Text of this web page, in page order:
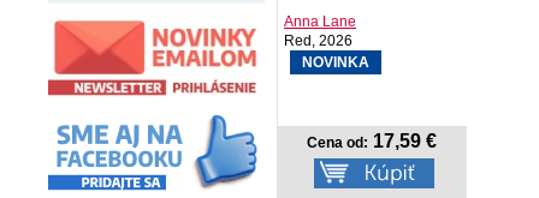
Anna Lane
Red, 2026
NOVINKA
Cena od: 17,59 €